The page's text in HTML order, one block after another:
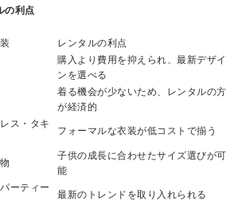
の利点
レンタルの利点
購入より費用を抑えられ、最新デザイ
ンを選べる
着る機会が少ないため、レンタルの方
が経済的
ス・タキ
フォーマルな衣装が低コストで揃う
子供の成長に合わせたサイズ選びが可
能
ーティー
最新のトレンドを取り入れられる